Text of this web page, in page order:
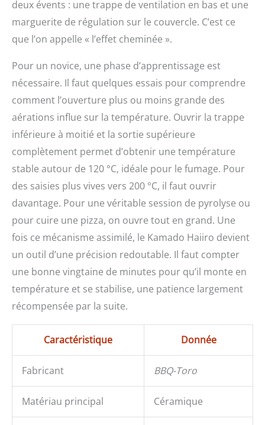
deux évents : une trappe de ventilation en bas et une
marguerite de régulation sur le couvercle. C’est ce
que l’on appelle « l’effet cheminée ».
Pour un novice, une phase d’apprentissage est
nécessaire. Il faut quelques essais pour comprendre
comment l’ouverture plus ou moins grande des
aérations influe sur la température. Ouvrir la trappe
inférieure à moitié et la sortie supérieure
complètement permet d’obtenir une température
stable autour de 120 °C, idéale pour le fumage. Pour
des saisies plus vives vers 200 °C, il faut ouvrir
davantage. Pour une véritable session de pyrolyse ou
pour cuire une pizza, on ouvre tout en grand. Une
fois ce mécanisme assimilé, le Kamado Haiiro devient
un outil d’une précision redoutable. Il faut compter
une bonne vingtaine de minutes pour qu’il monte en
température et se stabilise, une patience largement
récompensée par la suite.
Caractéristique Donnée
Fabricant BBQ-Toro
Matériau principal Céramique